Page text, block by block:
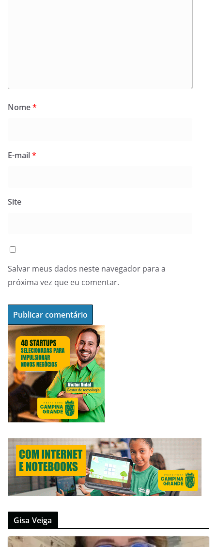
Nome*
E-mail*
Site
Salvar meus dados neste navegador para a
próxima vez que eu comentar.
Gisa Veiga